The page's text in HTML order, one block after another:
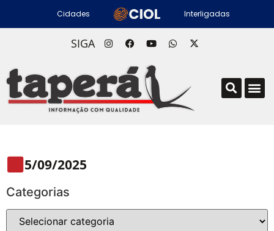
Cidades Interligadas
SIGA
5/09/2025
Categorias